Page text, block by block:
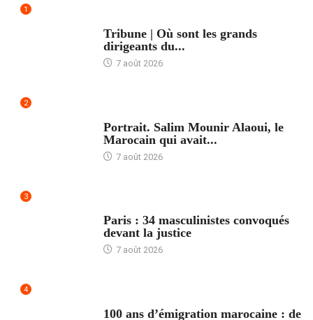
1
Tribune | Où sont les grands
dirigeants du...
7 août 2026
2
Portrait. Salim Mounir Alaoui, le
Marocain qui avait...
7 août 2026
3
Paris : 34 masculinistes convoqués
devant la justice
7 août 2026
4
100 ans d’émigration marocaine : de